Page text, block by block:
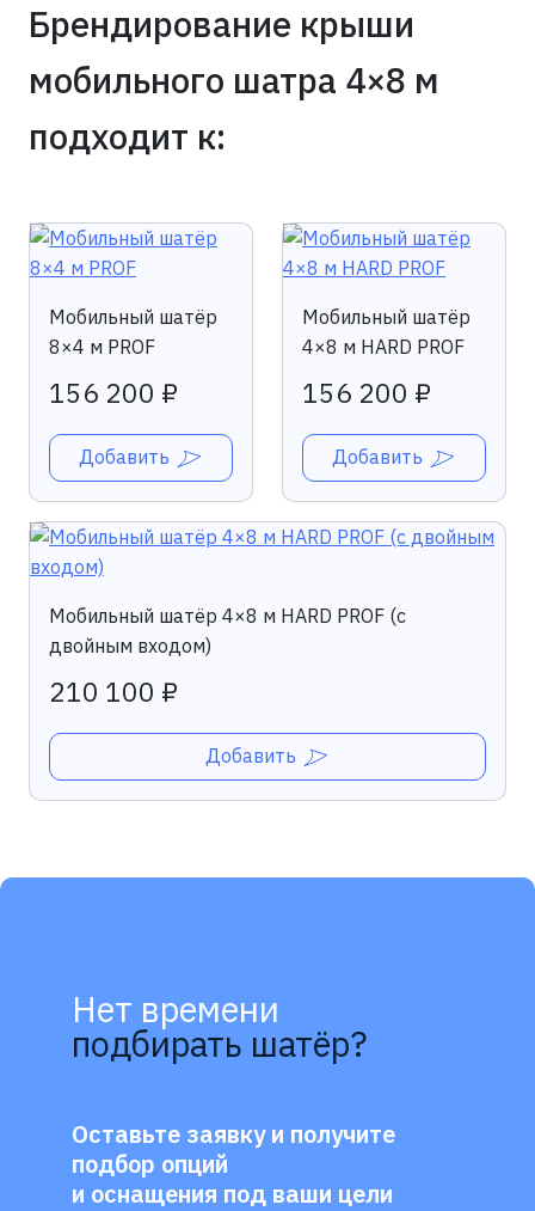
Брендирование крыши
мобильного шатра 4×8 м
подходит к:
Мобильный шатёр
8×4 м PROF
156 200 ₽
Добавить
Мобильный шатёр
4×8 м HARD PROF
156 200 ₽
Добавить
Мобильный шатёр 4×8 м HARD PROF (с
двойным входом)
210 100 ₽
Добавить
Нет времени
подбирать шатёр?
Оставьте заявку и получите
подбор опций
и оснащения под ваши цели